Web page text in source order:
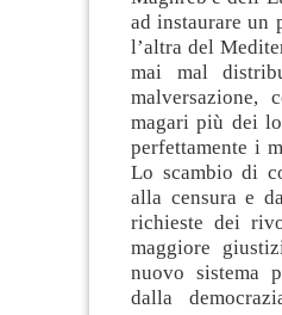
ad instaurare un
l’altra del
mai mal
malversazione,
magari più dei
perfettamente i
Lo scambio di
alla censura e
richieste dei
maggiore
nuovo sistema
dalla